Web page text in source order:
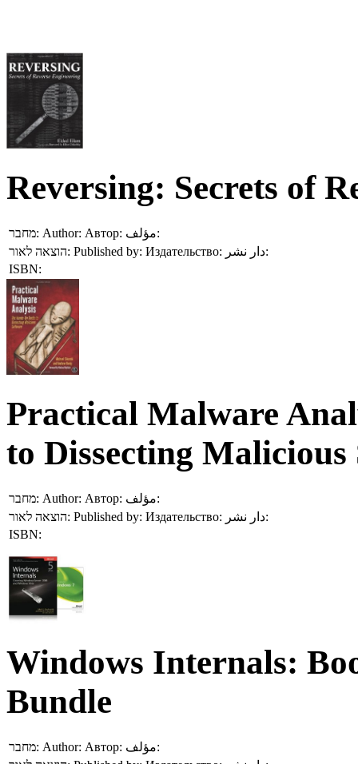
Reversing: Secrets of
מחבר: Author: Автор:
مؤلف:
הוצאה לאור: Published by: Издательство:
دار نشر:
ISBN:
Practical Malware
to Dissecting Malicious
מחבר: Author: Автор:
مؤلف:
הוצאה לאור: Published by: Издательство:
دار نشر:
ISBN:
Windows Internals:
Bundle
מחבר: Author: Автор:
مؤلف: